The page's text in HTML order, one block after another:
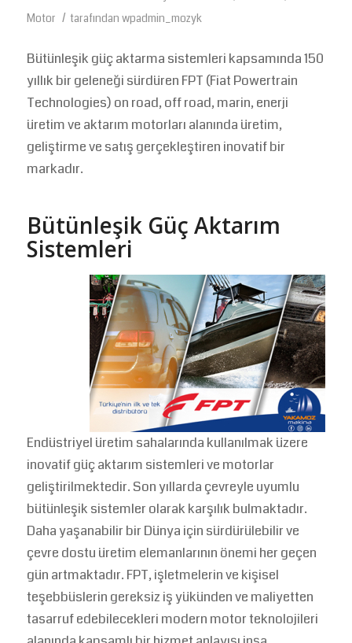
Motor / tarafından wpadmin_mozyk
Bütünleşik güç aktarma sistemleri kapsamında 150
yıllık bir geleneği sürdüren FPT (Fiat Powertrain
Technologies) on road, off road, marin, enerji
üretim ve aktarım motorları alanında üretim,
geliştirme ve satış gerçekleştiren inovatif bir
markadır.
Bütünleşik Güç Aktarım
Sistemleri
Endüstriyel üretim sahalarında kullanılmak üzere
inovatif güç aktarım sistemleri ve motorlar
geliştirilmektedir. Son yıllarda çevreyle uyumlu
bütünleşik sistemler olarak karşılık bulmaktadır.
Daha yaşanabilir bir Dünya için sürdürülebilir ve
çevre dostu üretim elemanlarının önemi her geçen
gün artmaktadır. FPT, işletmelerin ve kişisel
teşebbüslerin gereksiz iş yükünden ve maliyetten
tasarruf edebilecekleri modern motor teknolojileri